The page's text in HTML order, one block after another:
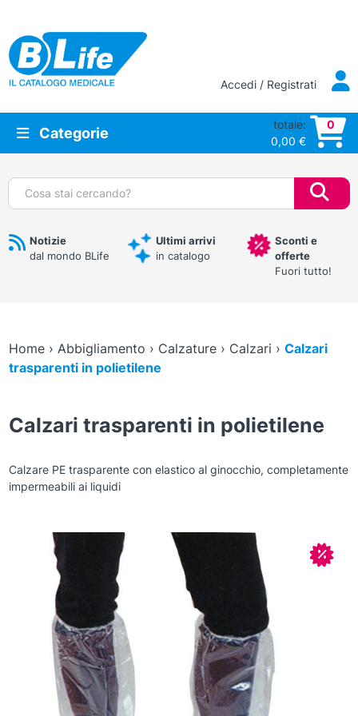
Vai al contenuto principale
Accedi / Registrati
Categorie
totale:
0,00 €
0
Cerca:
Notizie
dal mondo BLife
Ultimi arrivi
in catalogo
Sconti e
offerte
Fuori tutto!
Home› Abbigliamento › Calzature› Calzari › Calzari
trasparenti in polietilene
Calzari trasparenti in polietilene
Calzare PE trasparente con elastico al ginocchio, completamente
impermeabili ai liquidi
In